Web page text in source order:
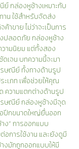
กล่องหูช้างเหมาะกับ
น ใช้สำหรับจัดส่ง
ขาย ไม่ว่าจะเป็นการ
ปลอดภัย กล่องหูช้าง
ามนิยม แต่ทั้งสอง
เจน บทความนี้จะมา
รษณีย์ ทั้งทางด้านรูป
ะเภท เพื่อช่วยให้คุณ
ความแตกต่างด้านรูป
รษณีย์ กล่องหูช้างมีจุด
ปีกขนาดใหญ่ยื่นออก
ง” การออกแบบ
การใช้งาน และยังดูมี
งมักถูกออกแบบให้มี